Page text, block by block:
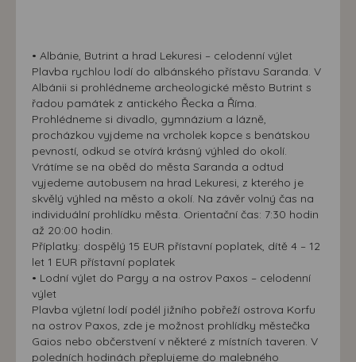
• Albánie, Butrint a hrad Lekuresi – celodenní výlet
Plavba rychlou lodí do albánského přístavu Saranda. V
Albánii si prohlédneme archeologické město Butrint s
řadou památek z antického Řecka a Říma.
Prohlédneme si divadlo, gymnázium a lázně,
procházkou vyjdeme na vrcholek kopce s benátskou
pevností, odkud se otvírá krásný výhled do okolí.
Vrátíme se na oběd do města Saranda a odtud
vyjedeme autobusem na hrad Lekuresi, z kterého je
skvělý výhled na město a okolí. Na závěr volný čas na
individuální prohlídku města. Orientační čas: 7:30 hodin
až 20:00 hodin.
Příplatky: dospělý 15 EUR přístavní poplatek, dítě 4 – 12
let 1 EUR přístavní poplatek
• Lodní výlet do Pargy a na ostrov Paxos – celodenní
výlet
Plavba výletní lodí podél jižního pobřeží ostrova Korfu
na ostrov Paxos, zde je možnost prohlídky městečka
Gaios nebo občerstvení v některé z místních taveren. V
poledních hodinách přeplujeme do malebného